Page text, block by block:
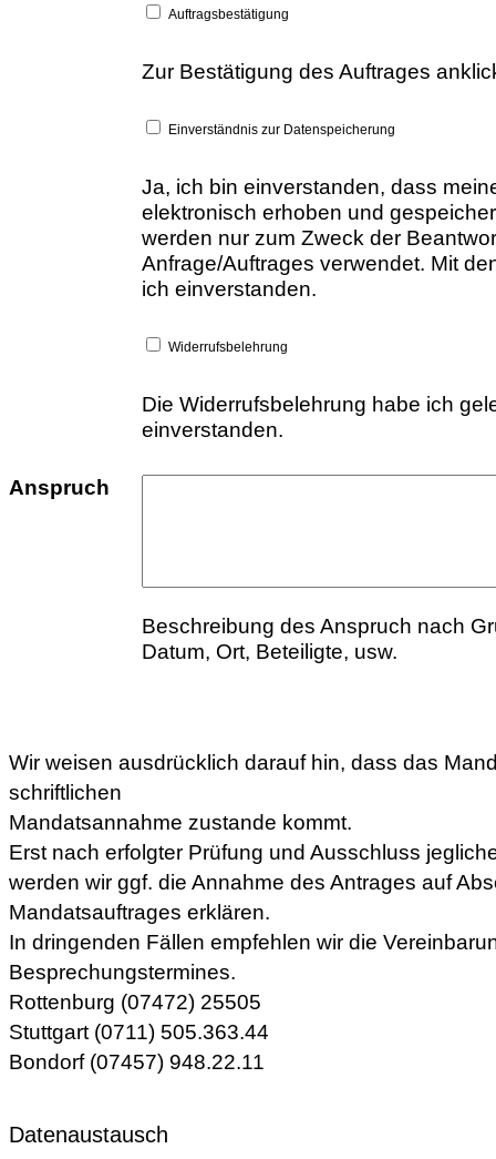
Auftragsbestätigung
Zur Bestätigung des Auftrages
Einverständnis zur Datenspeicherung
Ja, ich bin einverstanden, dass
elektronisch erhoben und
werden nur zum Zweck der
Anfrage/Auftrages verwendet. Mit
ich einverstanden.
Widerrufsbelehrung
Die Widerrufsbelehrung habe ich
einverstanden.
Anspruch
Beschreibung des Anspruch nach
Datum, Ort, Beteiligte, usw.
Wir weisen ausdrücklich darauf hin, dass das
schriftlichen
Mandatsannahme zustande kommt.
Erst nach erfolgter Prüfung und Ausschluss
werden wir ggf. die Annahme des Antrages auf
Mandatsauftrages erklären.
In dringenden Fällen empfehlen wir die
Besprechungstermines.
Rottenburg (07472) 25505
Stuttgart (0711) 505.363.44
Bondorf (07457) 948.22.11
Datenaustausch